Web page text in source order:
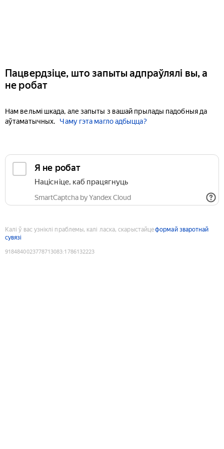
Пацвердзіце, што запыты адпраўлялі вы, а
не робат
Нам вельмі шкада, але запыты з вашай прылады падобныя да
аўтаматычных.
Чаму гэта магло адбыцца?
Я не робат
Націсніце, каб працягнуць
SmartCaptcha by Yandex Cloud
Калі ў вас узніклі праблемы, калі ласка, скарыстайцеформай зваротнай
сувязі
9184840023778713083:1786132223